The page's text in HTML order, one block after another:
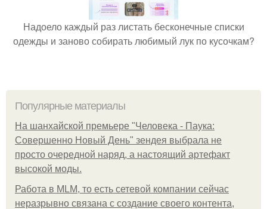
Надоело каждый раз листать бесконечные списки
одежды и заново собирать любимый лук по кусочкам?
Популярные материалы
На шанхайской премьере "Человека - Паука:
Совершенно Новый День" зендея выбрала не
просто очередной наряд, а настоящий артефакт
высокой моды.
Работа в MLM, то есть сетевой компании сейчас
неразрывно связана с создание своего контента,